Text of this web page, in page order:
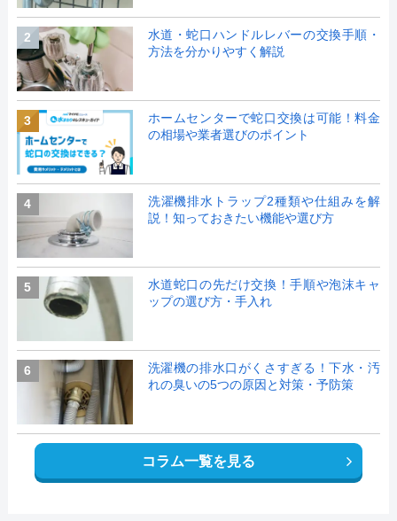
2
水道・蛇口ハンドルレバーの交換手順・
方法を分かりやすく解説
3
ホームセンターで蛇口交換は可能！料金
の相場や業者選びのポイント
4
洗濯機排水トラップ2種類や仕組みを解
説！知っておきたい機能や選び方
5
水道蛇口の先だけ交換！手順や泡沫キャ
ップの選び方・手入れ
6
洗濯機の排水口がくさすぎる！下水・汚
れの臭いの5つの原因と対策・予防策
コラム一覧を見る